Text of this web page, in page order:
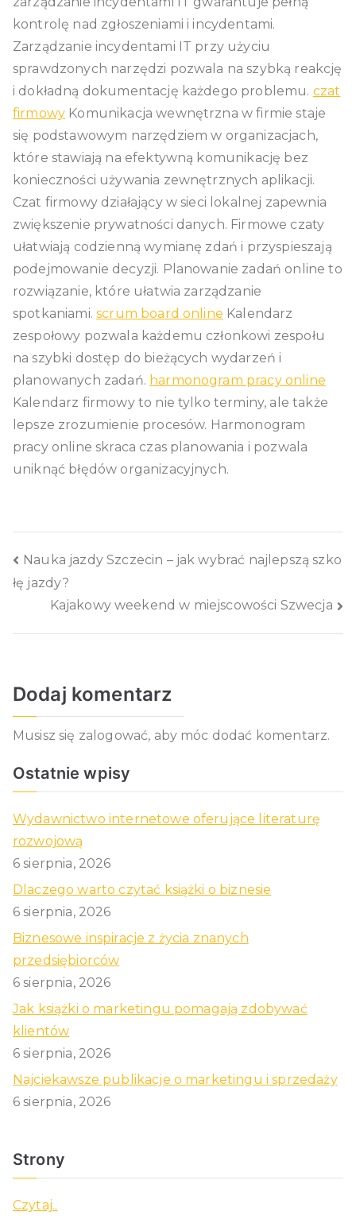
kontrolę nad zgłoszeniami i incydentami.
Zarządzanie incydentami IT przy użyciu
sprawdzonych narzędzi pozwala na szybką reakcję
i dokładną dokumentację każdego problemu. czat
firmowy Komunikacja wewnętrzna w firmie staje
się podstawowym narzędziem w organizacjach,
które stawiają na efektywną komunikację bez
konieczności używania zewnętrznych aplikacji.
Czat firmowy działający w sieci lokalnej zapewnia
zwiększenie prywatności danych. Firmowe czaty
ułatwiają codzienną wymianę zdań i przyspieszają
podejmowanie decyzji. Planowanie zadań online to
rozwiązanie, które ułatwia zarządzanie
spotkaniami.scrum board online Kalendarz
zespołowy pozwala każdemu członkowi zespołu
na szybki dostęp do bieżących wydarzeń i
planowanych zadań. harmonogram pracy online
Kalendarz firmowy to nie tylko terminy, ale także
lepsze zrozumienie procesów. Harmonogram
pracy online skraca czas planowania i pozwala
uniknąć błędów organizacyjnych.
Nawigacja
wpisu
Nauka jazdy Szczecin – jak wybrać najlepszą szko
łę jazdy?
Kajakowy weekend w miejscowości Szwecja
Dodaj komentarz
Musisz się zalogować, aby móc dodać komentarz.
Ostatnie wpisy
Wydawnictwo internetowe oferujące literaturę
rozwojową
6 sierpnia, 2026
Dlaczego warto czytać książki o biznesie
6 sierpnia, 2026
Biznesowe inspiracje z życia znanych
przedsiębiorców
6 sierpnia, 2026
Jak książki o marketingu pomagają zdobywać
klientów
6 sierpnia, 2026
Najciekawsze publikacje o marketingu i sprzedaży
6 sierpnia, 2026
Strony
Czytaj..